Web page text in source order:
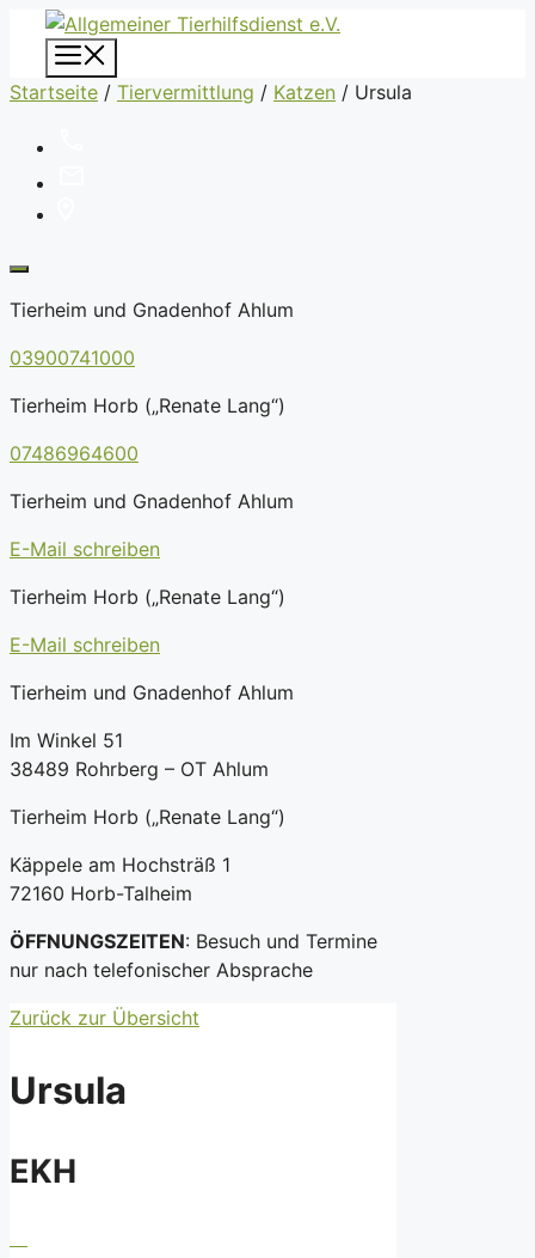
Zum
Inhalt
springen
Startseite / Tiervermittlung / Katzen / Ursula
Tierheim und Gnadenhof Ahlum
03900741000
Tierheim Horb („Renate Lang“)
07486964600
Tierheim und Gnadenhof Ahlum
E-Mail schreiben
Tierheim Horb („Renate Lang“)
E-Mail schreiben
Tierheim und Gnadenhof Ahlum
Im Winkel 51
38489 Rohrberg – OT Ahlum
Tierheim Horb („Renate Lang“)
Käppele am Hochsträß 1
72160 Horb-Talheim
ÖFFNUNGSZEITEN: Besuch und Termine
nur nach telefonischer Absprache
Zurück zur Übersicht
Ursula
EKH